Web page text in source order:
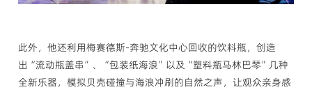
此外，他还利用梅赛德斯-奔驰文化中心回收的饮料瓶，创造
出“流动瓶盖串”、“包装纸海浪”以及“塑料瓶马林巴琴”几种
全新乐器，模拟贝壳碰撞与海浪冲刷的自然之声，让观众亲身感